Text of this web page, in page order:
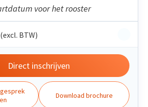
voor het rooster
(excl. BTW)
Direct inschrijven
Download brochure